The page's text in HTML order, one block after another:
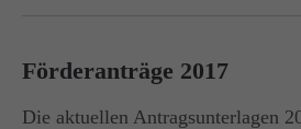
Förderanträge 2017
Die aktuellen Antragsunterlagen